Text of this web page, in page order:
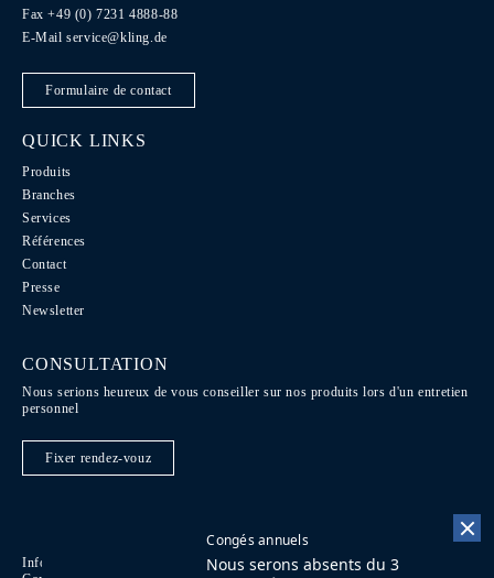
Congés annuels
Nous serons absents du 3
Fax +49 (0) 7231 4888-88
E-Mailservice@kling.de
Formulaire de contact
QUICK LINKS
Produits
Branches
Services
Références
Contact
Presse
Newsletter
CONSULTATION
Nous serions heureux de vous conseiller sur nos produits lors d'un entretien
personnel
Fixer rendez-vouz
Informations légales
Code de conduite